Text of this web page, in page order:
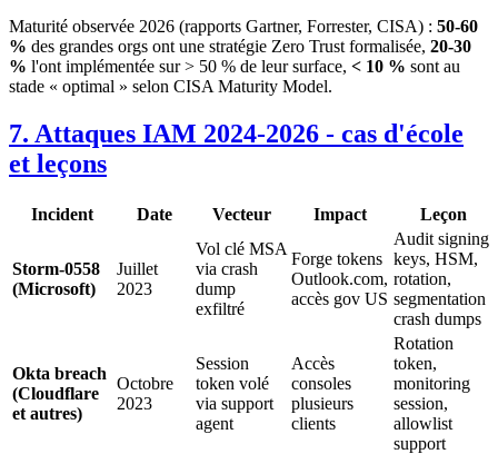
Maturité observée 2026 (rapports Gartner, Forrester, CISA) : 50-60
% des grandes orgs ont une stratégie Zero Trust formalisée, 20-30
% l'ont implémentée sur > 50 % de leur surface, < 10 % sont au
stade « optimal » selon CISA Maturity Model.
7. Attaques IAM 2024-2026 - cas d'école
et leçons
Incident Date Vecteur Impact Leçon
Storm-0558
(Microsoft)
Juillet
2023
Vol clé MSA
via crash
dump
exfiltré
Forge tokens
Outlook.com,
accès gov US
Audit signing
keys, HSM,
rotation,
segmentation
crash dumps
Okta breach
(Cloudflare
et autres)
Octobre
2023
Session
token volé
via support
agent
Accès
consoles
plusieurs
clients
Rotation
token,
monitoring
session,
allowlist
support